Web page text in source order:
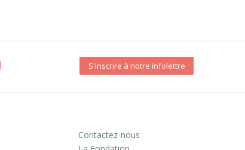
S'inscrire à notre infolettre
Contactez-nous